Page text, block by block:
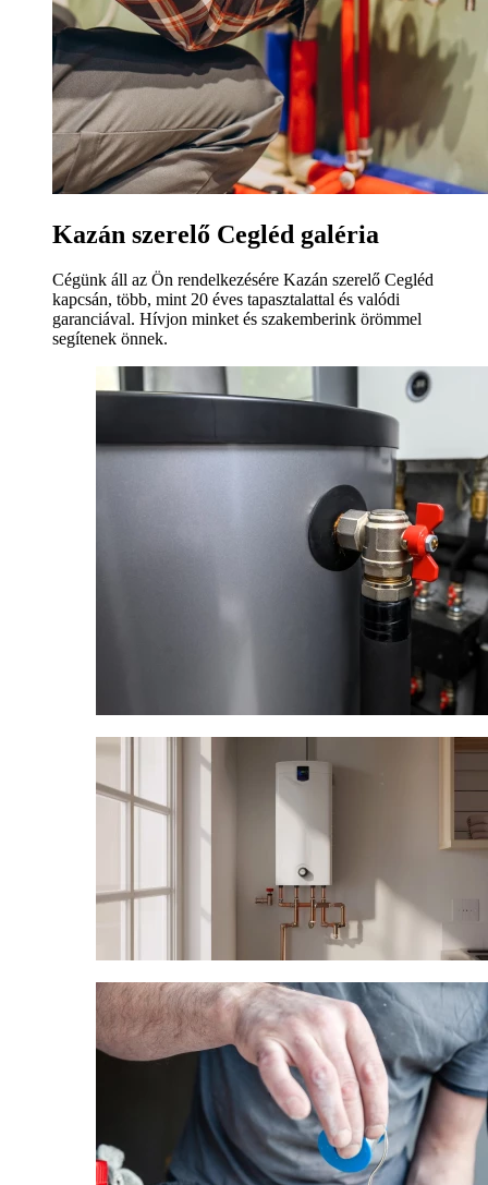
Kazán szerelő Cegléd galéria
Cégünk áll az Ön rendelkezésére Kazán szerelő Cegléd
kapcsán, több, mint 20 éves tapasztalattal és valódi
garanciával. Hívjon minket és szakemberink örömmel
segítenek önnek.